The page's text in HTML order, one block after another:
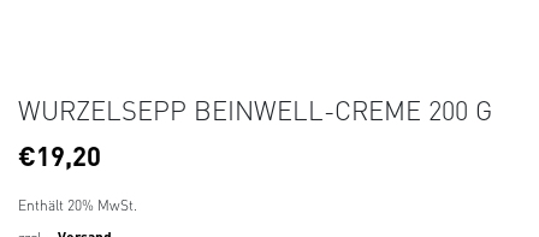
WURZELSEPP BEINWELL-CREME 200 G
€19,20
Enthält 20% MwSt.